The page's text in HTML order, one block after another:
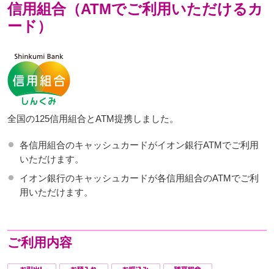
信用組合（ATMでご利用いただけるカ
ード）
全国の125信用組合とATM提携しました。
各信用組合のキャッシュカードがイオン銀行ATMでご利用
いただけます。
イオン銀行のキャッシュカードが各信用組合のATMでご利
用いただけます。
ご利用内容